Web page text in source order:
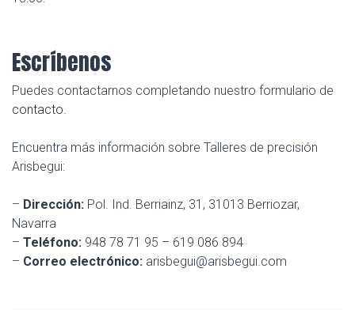
Escríbenos
Puedes contactarnos completando nuestro formulario de
contacto
Encuentra más información sobre Talleres de precisión
Arisbegui:
– Dirección: Pol. Ind. Berriainz, 31, 31013 Berriozar,
Navarra
– Teléfono: 948 78 71 95 – 619 086 894
– Correo electrónico: arisbegui@arisbegui.com